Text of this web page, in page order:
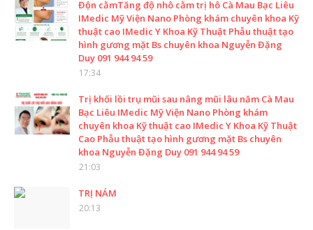
Độn cằmTăng độ nhô cằm trị hô Cà Mau Bạc Liêu
IMedic Mỹ Viện Nano Phòng khám chuyên khoa Kỹ
thuật cao IMedic Y Khoa Kỹ Thuật Phẫu thuật tạo
hình gương mặt Bs chuyên khoa Nguyễn Đặng
Duy 091 944 94 59
17:34
Trị khối lồi trụ mũi sau nâng mũi lâu năm Cà Mau
Bạc Liêu IMedic Mỹ Viện Nano Phòng khám
chuyên khoa Kỹ thuật cao IMedic Y Khoa Kỹ Thuật
Cao Phẫu thuật tạo hình gương mặt Bs chuyên
khoa Nguyễn Đặng Duy 091 944 94 59
21:03
TRỊ NÁM
20:13